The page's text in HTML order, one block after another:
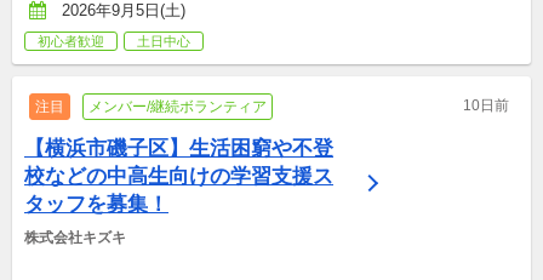
2026年9月5日(土)
初心者歓迎 土日中心
注目 メンバー/継続ボランティア 10日前
【横浜市磯子区】生活困窮や不登
校などの中高生向けの学習支援ス
タッフを募集！
株式会社キズキ